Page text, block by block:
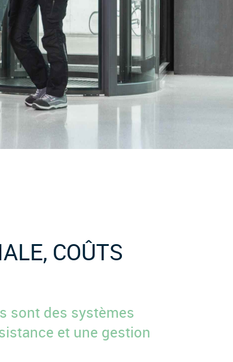
COÛTS
sont des systèmes
et une gestion